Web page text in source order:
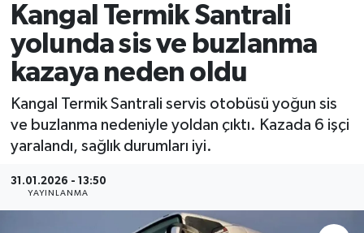
Kangal Termik Santrali
yolunda sis ve buzlanma
kazaya neden oldu
Kangal Termik Santrali servis otobüsü yoğun sis
ve buzlanma nedeniyle yoldan çıktı. Kazada 6 işçi
yaralandı, sağlık durumları iyi.
31.01.2026 - 13:50
YAYINLANMA
GÜNCEL
KÜLTÜR
MAGAZİN
ÖZEL HABER
RESMİ İLANLAR
Son Dakika Haberleri
Haber Arşivi